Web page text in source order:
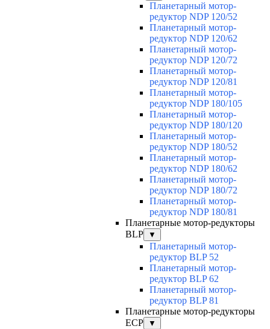
Планетарный мотор-
редуктор NDP 120/52
Планетарный мотор-
редуктор NDP 120/62
Планетарный мотор-
редуктор NDP 120/72
Планетарный мотор-
редуктор NDP 120/81
Планетарный мотор-
редуктор NDP 180/105
Планетарный мотор-
редуктор NDP 180/120
Планетарный мотор-
редуктор NDP 180/52
Планетарный мотор-
редуктор NDP 180/62
Планетарный мотор-
редуктор NDP 180/72
Планетарный мотор-
редуктор NDP 180/81
Планетарные мотор-редукторы
BLP
▼
Планетарный мотор-
редуктор BLP 52
Планетарный мотор-
редуктор BLP 62
Планетарный мотор-
редуктор BLP 81
Планетарные мотор-редукторы
ECP
▼